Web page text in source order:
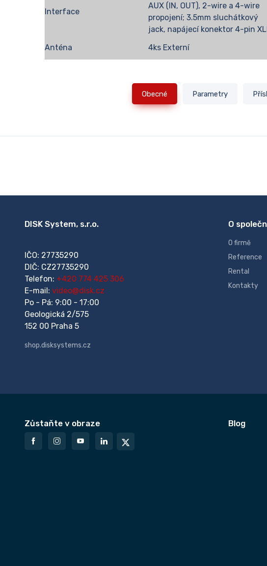
Interface
AUX (IN, OUT), 2-wire a 4-wire
propojení; 3.5mm sluchátkový
jack, napájecí konektor 4-pin
Anténa 4ks Externí
Obecné Parametry
DISK System, s.r.o.
IČO: 27735290
DIČ: CZ27735290
Telefon: +420 774 425 306
E-mail: video@disk.cz
Po - Pá: 9:00 - 17:00
Geologická 2/575
152 00 Praha 5
shop.disksystems.cz
O
O firmě
Reference
Rental
Kontakty
Zůstaňte v obraze Blog